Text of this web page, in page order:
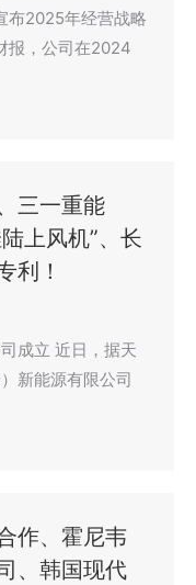
布2025年经营战略
报，公司在2024
三一重能
上风机”、长
利！
成立 近日，据天
新能源有限公司
作、霍尼韦
、韩国现代